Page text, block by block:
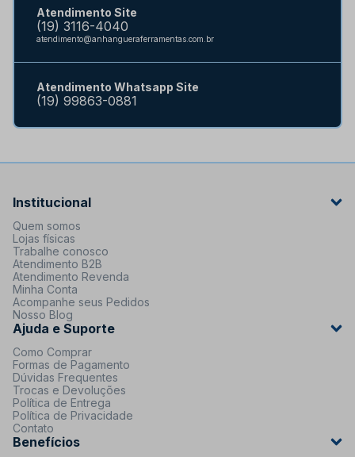
Atendimento Site
(19) 3116-4040
atendimento@anhangueraferramentas.com.br
Atendimento Whatsapp Site
(19) 99863-0881
Institucional
Quem somos
Lojas físicas
Trabalhe conosco
Atendimento B2B
Atendimento Revenda
Minha Conta
Acompanhe seus Pedidos
Nosso Blog
Ajuda e Suporte
Como Comprar
Formas de Pagamento
Dúvidas Frequentes
Trocas e Devoluções
Política de Entrega
Política de Privacidade
Contato
Benefícios